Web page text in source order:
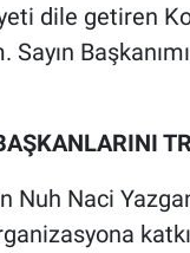
dile getiren
Sayın
Nuh Naci